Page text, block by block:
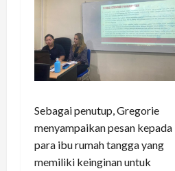
Sebagai penutup, Gregorie
menyampaikan pesan kepada
para ibu rumah tangga yang
memiliki keinginan untuk